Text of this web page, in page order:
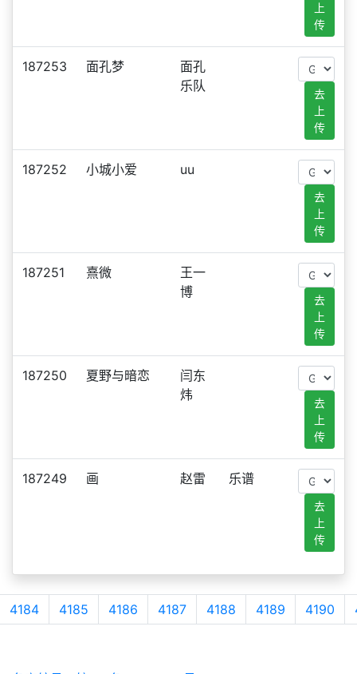
上
传
187253 面孔梦
面孔
乐队
去
上
传
187252 小城小爱 uu
去
上
传
187251 熹微
王一
博
去
上
传
187250 夏野与暗恋
闫东
炜
去
上
传
187249 画 赵雷 乐谱
去
上
传
4184 4185 4186 4187 4188 4189 4190